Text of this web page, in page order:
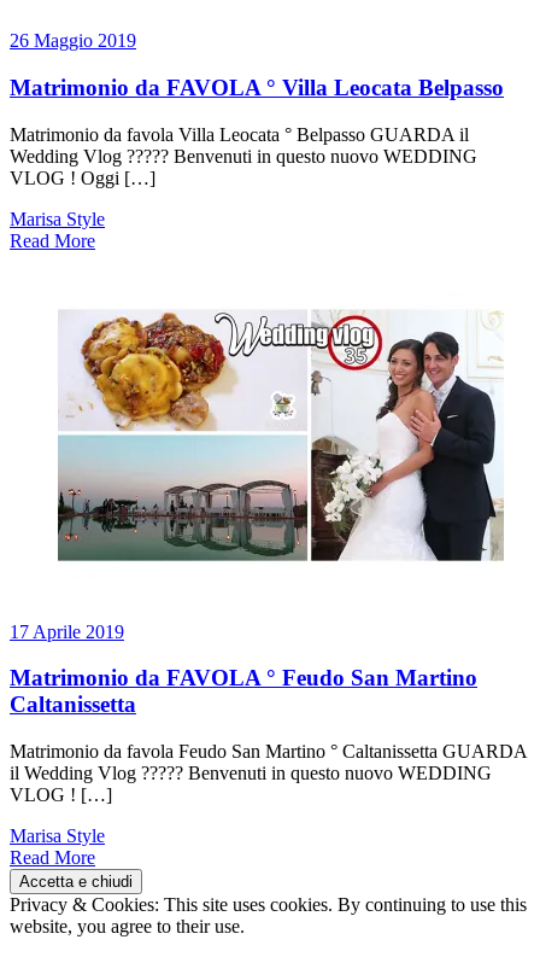
26 Maggio 2019
Matrimonio da FAVOLA ° Villa Leocata Belpasso
Matrimonio da favola Villa Leocata ° Belpasso GUARDA il
Wedding Vlog ????? Benvenuti in questo nuovo WEDDING
VLOG ! Oggi […]
Marisa Style
Read More
17 Aprile 2019
Matrimonio da FAVOLA ° Feudo San Martino
Caltanissetta
Matrimonio da favola Feudo San Martino ° Caltanissetta GUARDA
il Wedding Vlog ????? Benvenuti in questo nuovo WEDDING
VLOG ! […]
Marisa Style
Read More
Privacy & Cookies: This site uses cookies. By continuing to use this
website, you agree to their use.